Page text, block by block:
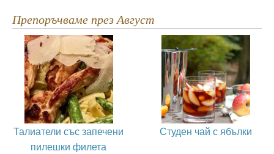
Препоръчваме през Август
Талиатели със запечени
пилешки филета
Студен чай с ябълки